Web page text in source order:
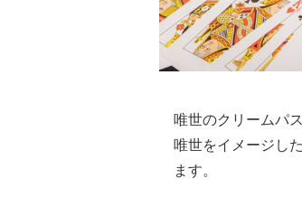
唯世のクリームパ
唯世をイメージし
ます。